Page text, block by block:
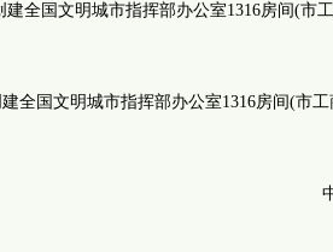
国文明城市指挥部办公室1316房间(市
国文明城市指挥部办公室1316房间(市工